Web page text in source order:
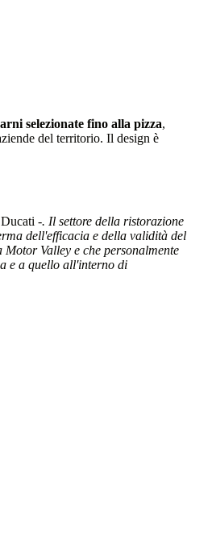
selezionate fino alla pizza,
del territorio. Il design è
-. Il settore della ristorazione
dell'efficacia e della validità del
Valley e che personalmente
e a quello all'interno di